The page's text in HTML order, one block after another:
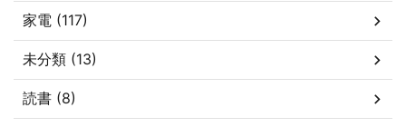
家電 (117)
未分類 (13)
読書 (8)